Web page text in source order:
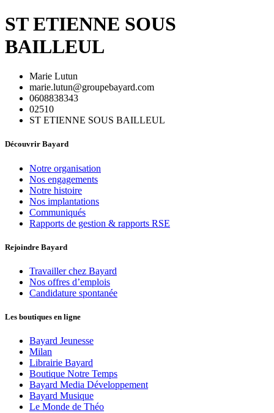
ST ETIENNE SOUS
BAILLEUL
Marie Lutun
marie.lutun@groupebayard.com
0608838343
02510
ST ETIENNE SOUS BAILLEUL
Découvrir Bayard
Notre organisation
Nos engagements
Notre histoire
Nos implantations
Communiqués
Rapports de gestion & rapports RSE
Rejoindre Bayard
Travailler chez Bayard
Nos offres d’emplois
Candidature spontanée
Les boutiques en ligne
Bayard Jeunesse
Milan
Librairie Bayard
Boutique Notre Temps
Bayard Media Développement
Bayard Musique
Le Monde de Théo